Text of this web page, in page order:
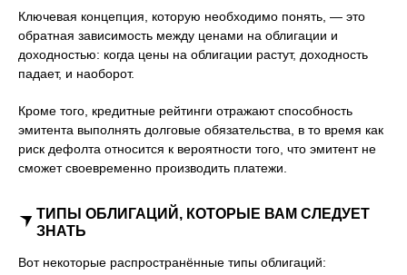
Ключевая концепция, которую необходимо понять, — это
обратная зависимость между ценами на облигации и
доходностью: когда цены на облигации растут, доходность
падает, и наоборот.
Кроме того, кредитные рейтинги отражают способность
эмитента выполнять долговые обязательства, в то время как
риск дефолта относится к вероятности того, что эмитент не
сможет своевременно производить платежи.
ТИПЫ ОБЛИГАЦИЙ, КОТОРЫЕ ВАМ СЛЕДУЕТ
ЗНАТЬ
Вот некоторые распространённые типы облигаций: